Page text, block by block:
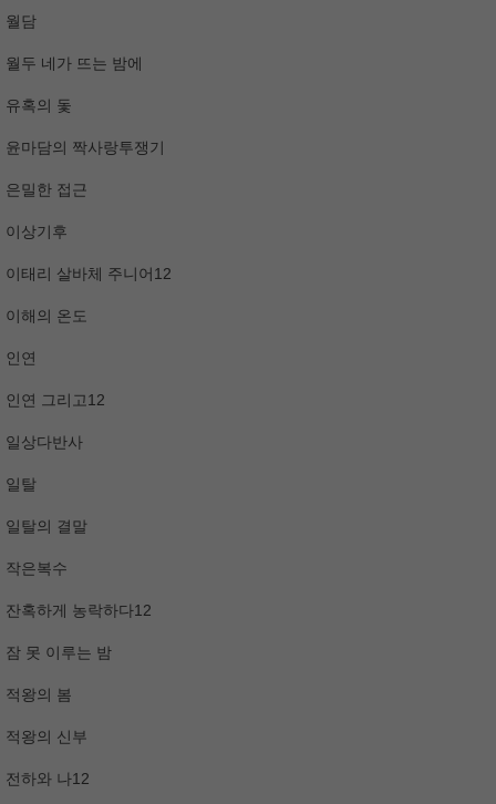
월담
월두 네가 뜨는 밤에
유혹의 돛
윤마담의 짝사랑투쟁기
은밀한 접근
이상기후
이태리 살바체 주니어12
이해의 온도
인연
인연 그리고12
일상다반사
일탈
일탈의 결말
작은복수
잔혹하게 농락하다12
잠 못 이루는 밤
적왕의 봄
적왕의 신부
전하와 나12